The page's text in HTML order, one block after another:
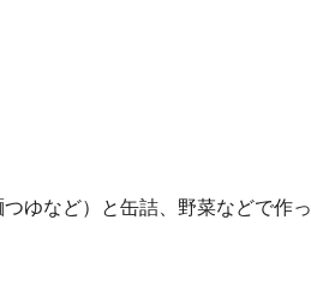
ゆなど）と缶詰、野菜などで作っ